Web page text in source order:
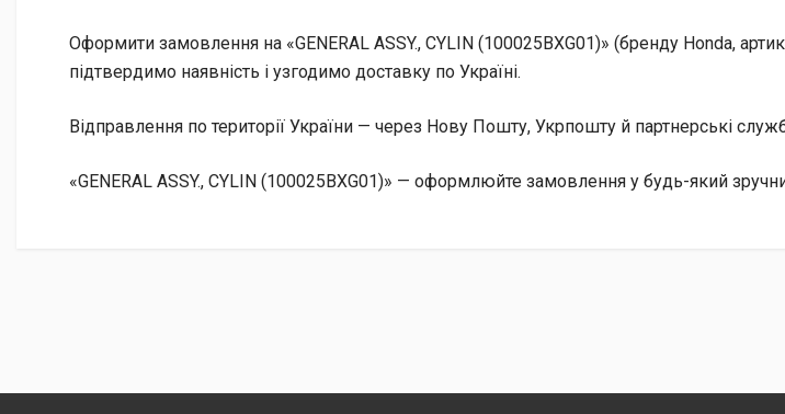
Оформити замовлення на «GENERAL ASSY., CYLIN (100025BXG01)» (бренду Honda,
підтвердимо наявність і узгодимо доставку по Україні.
Відправлення по території України — через Нову Пошту, Укрпошту й партнерські
«GENERAL ASSY., CYLIN (100025BXG01)» — оформлюйте замовлення у будь-який